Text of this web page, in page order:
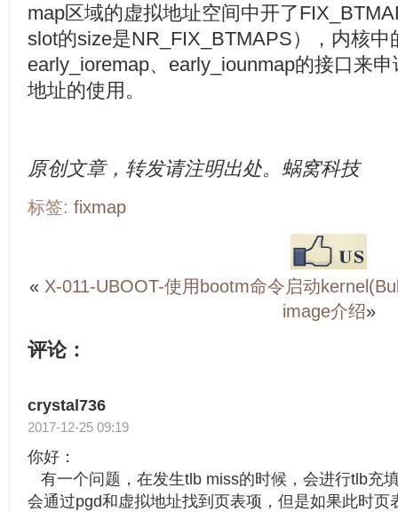
map区域的虚拟地址空间中开了
slot的size是NR_FIX_BTMAPS），内核中
early_ioremap、early_iounmap的接口来
地址的使用。
原创文章，转发请注明出处。蜗窝科技
标签: fixmap
« X-011-UBOOT-使用bootm命令启动
image介绍»
评论：
crystal736
2017-12-25 09:19
你好：
有一个问题，在发生tlb miss的时候，会进行tlb充
会通过pgd和虚拟地址找到页表项，但是如果此时页